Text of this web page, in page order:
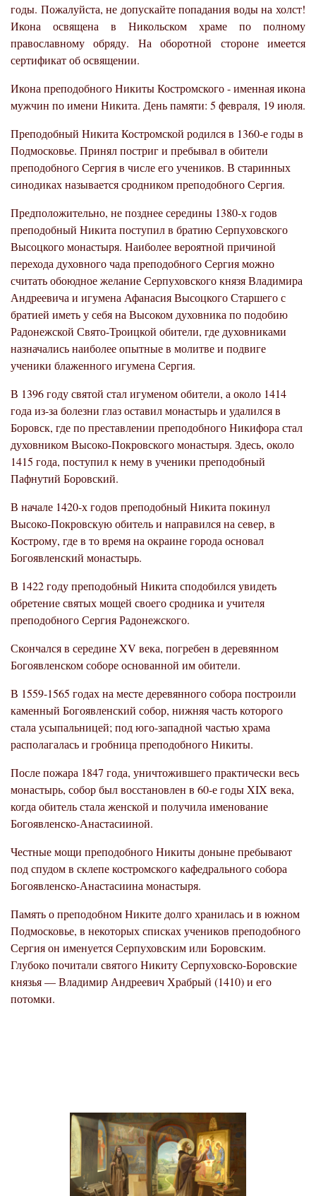
годы. Пожалуйста, не допускайте попадания воды на холст!
Икона освящена в Никольском храме по полному
православному обряду. На оборотной стороне имеется
сертификат об освящении.
Икона преподобного Никиты Костромского - именная икона
мужчин по имени Никита. День памяти: 5 февраля, 19 июля.
Преподобный Никита Костромской родился в 1360-е годы в
Подмосковье. Принял постриг и пребывал в обители
преподобного Сергия в числе его учеников. В старинных
синодиках называется сродником преподобного Сергия.
Предположительно, не позднее середины 1380-х годов
преподобный Никита поступил в братию Серпуховского
Высоцкого монастыря. Наиболее вероятной причиной
перехода духовного чада преподобного Сергия можно
считать обоюдное желание Серпуховского князя Владимира
Андреевича и игумена Афанасия Высоцкого Старшего с
братией иметь у себя на Высоком духовника по подобию
Радонежской Свято-Троицкой обители, где духовниками
назначались наиболее опытные в молитве и подвиге
ученики блаженного игумена Сергия.
В 1396 году святой стал игуменом обители, а около 1414
года из-за болезни глаз оставил монастырь и удалился в
Боровск, где по преставлении преподобного Никифора стал
духовником Высоко-Покровского монастыря. Здесь, около
1415 года, поступил к нему в ученики преподобный
Пафнутий Боровский.
В начале 1420-х годов преподобный Никита покинул
Высоко-Покровскую обитель и направился на север, в
Кострому, где в то время на окраине города основал
Богоявленский монастырь.
В 1422 году преподобный Никита сподобился увидеть
обретение святых мощей своего сродника и учителя
преподобного Сергия Радонежского.
Скончался в середине XV века, погребен в деревянном
Богоявленском соборе основанной им обители.
В 1559-1565 годах на месте деревянного собора построили
каменный Богоявленский собор, нижняя часть которого
стала усыпальницей; под юго-западной частью храма
располагалась и гробница преподобного Никиты.
После пожара 1847 года, уничтожившего практически весь
монастырь, собор был восстановлен в 60-е годы XIX века,
когда обитель стала женской и получила именование
Богоявленско-Анастасииной.
Честные мощи преподобного Никиты доныне пребывают
под спудом в склепе костромского кафедрального собора
Богоявленско-Анастасиина монастыря.
Память о преподобном Никите долго хранилась и в южном
Подмосковье, в некоторых списках учеников преподобного
Сергия он именуется Серпуховским или Боровским.
Глубоко почитали святого Никиту Серпуховско-Боровские
князья — Владимир Андреевич Храбрый (1410) и его
потомки.